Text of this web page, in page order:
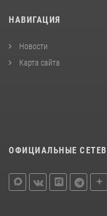
НАВИГАЦИЯ
Новости
Карта сайта
ОФИЦИАЛЬНЫЕ